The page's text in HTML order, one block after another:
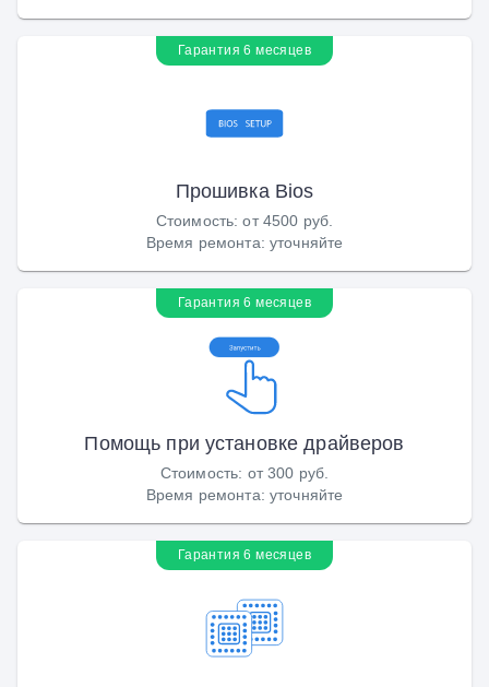
Гарантия 6 месяцев
Прошивка Bios
Стоимость:от 4500 руб.
Время ремонта: уточняйте
Гарантия 6 месяцев
Помощь при установке драйверов
Стоимость: от 300 руб.
Время ремонта: уточняйте
Гарантия 6 месяцев